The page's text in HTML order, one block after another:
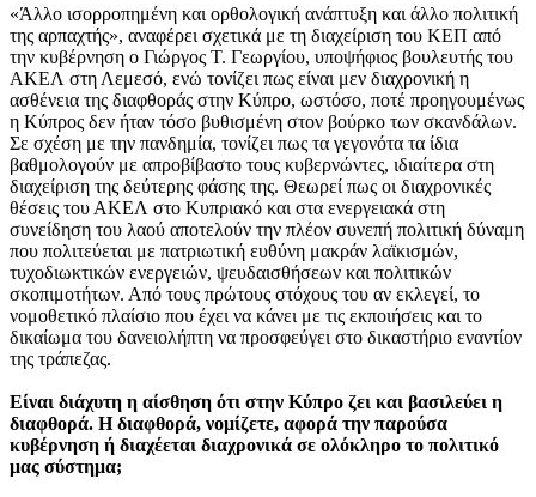
«Άλλο ισορροπημένη και ορθολογική ανάπτυξη και άλλο πολιτική
της αρπαχτής», αναφέρει σχετικά με τη διαχείριση του ΚΕΠ από
την κυβέρνηση ο Γιώργος Τ. Γεωργίου, υποψήφιος βουλευτής του
ΑΚΕΛ στη Λεμεσό, ενώ τονίζει πως είναι μεν διαχρονική η
ασθένεια της διαφθοράς στην Κύπρο, ωστόσο, ποτέ προηγουμένως
η Κύπρος δεν ήταν τόσο βυθισμένη στον βούρκο των σκανδάλων.
Σε σχέση με την πανδημία, τονίζει πως τα γεγονότα τα ίδια
βαθμολογούν με απροβίβαστο τους κυβερνώντες, ιδιαίτερα στη
διαχείριση της δεύτερης φάσης της. Θεωρεί πως οι διαχρονικές
θέσεις του ΑΚΕΛ στο Κυπριακό και στα ενεργειακά στη
συνείδηση του λαού αποτελούν την πλέον συνεπή πολιτική δύναμη
που πολιτεύεται με πατριωτική ευθύνη μακράν λαϊκισμών,
τυχοδιωκτικών ενεργειών, ψευδαισθήσεων και πολιτικών
σκοπιμοτήτων. Από τους πρώτους στόχους του αν εκλεγεί, το
νομοθετικό πλαίσιο που έχει να κάνει με τις εκποιήσεις και το
δικαίωμα του δανειολήπτη να προσφεύγει στο δικαστήριο εναντίον
της τράπεζας.
Είναι διάχυτη η αίσθηση ότι στην Κύπρο ζει και βασιλεύει η
διαφθορά. Η διαφθορά, νομίζετε, αφορά την παρούσα
κυβέρνηση ή διαχέεται διαχρονικά σε ολόκληρο το πολιτικό
μας σύστημα;